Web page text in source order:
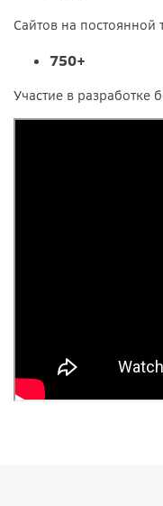
Сайтов на постоянной
750+
Участие в разработке